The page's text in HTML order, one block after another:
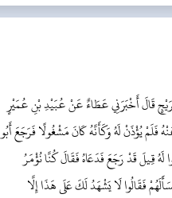
قَالَ أَخْبَرَنِي عَطَاءٌ عَنْ عُبَيْدِ بْنِ عُمَيْرٍ
يُؤْذَنْ لَهُ وَكَأَنَّهُ كَانَ مَشْغُولًا فَرَجَعَ أَبُو
قِيلَ قَدْ رَجَعَ فَدَعَاهُ فَقَالَ كُنَّا نُؤْمَرُ
فَقَالُوا لَا يَشْهَدُ لَكَ عَلَى هَذَا إِلَّا